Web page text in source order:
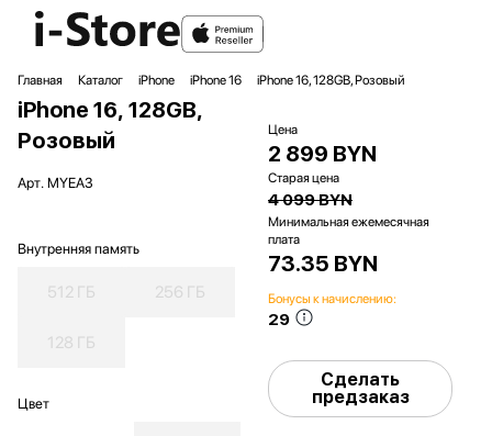
Главная Каталог iPhone iPhone 16 iPhone 16, 128GB, Розовый
iPhone 16, 128GB,
Розовый
Арт. MYEA3
Внутренняя память
512 ГБ 256 ГБ
128 ГБ
Цвет
Цена
2 899 BYN
Старая цена
4 099 BYN
Минимальная ежемесячная
плата
73.35 BYN
Бонусы к начислению:
29
Сделать
предзаказ